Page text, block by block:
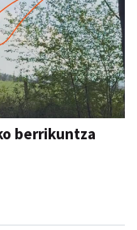
berrikuntza